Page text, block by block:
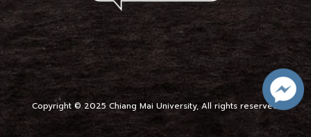
Copyright © 2025 Chiang Mai University, All rights reserved.